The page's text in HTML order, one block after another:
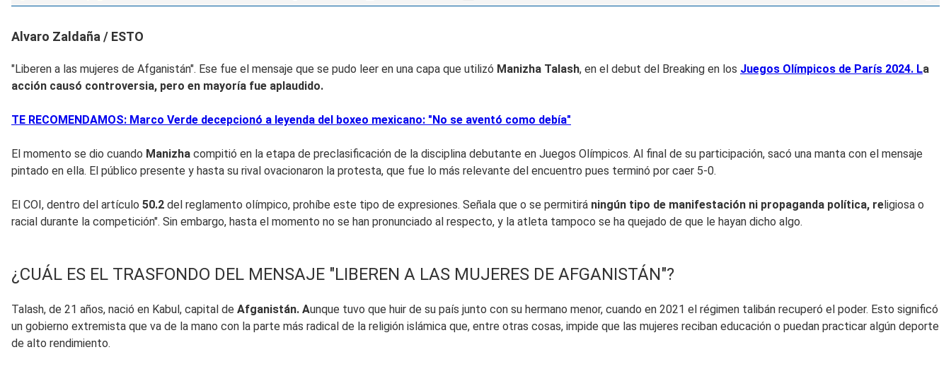
Alvaro Zaldaña / ESTO
"Liberen a las mujeres de Afganistán". Ese fue el mensaje que se pudo leer en una capa que utilizó Manizha Talash, en el debut del Breaking en los Juegos Olímpicos de París 2024. La
acción causó controversia, pero en mayoría fue aplaudido.
TE RECOMENDAMOS: Marco Verde decepcionó a leyenda del boxeo mexicano: "No se aventó como debía"
El momento se dio cuando Manizha compitió en la etapa de preclasificación de la disciplina debutante en Juegos Olímpicos. Al final de su participación, sacó una manta con el mensaje
pintado en ella. El público presente y hasta su rival ovacionaron la protesta, que fue lo más relevante del encuentro pues terminó por caer 5-0.
El COI, dentro del artículo 50.2 del reglamento olímpico, prohíbe este tipo de expresiones. Señala que o se permitirá ningún tipo de manifestación ni propaganda política, religiosa o
racial durante la competición". Sin embargo, hasta el momento no se han pronunciado al respecto, y la atleta tampoco se ha quejado de que le hayan dicho algo.
¿CUÁL ES EL TRASFONDO DEL MENSAJE "LIBEREN A LAS MUJERES DE AFGANISTÁN"?
Talash, de 21 años, nació en Kabul, capital de Afganistán. Aunque tuvo que huir de su país junto con su hermano menor, cuando en 2021 el régimen talibán recuperó el poder. Esto significó
un gobierno extremista que va de la mano con la parte más radical de la religión islámica que, entre otras cosas, impide que las mujeres reciban educación o puedan practicar algún deporte
de alto rendimiento.